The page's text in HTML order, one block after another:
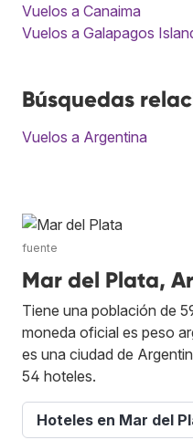
Vuelos a Canaima
Vuelos a Galapagos
Búsquedas
Vuelos a Argentina
fuente
Mar del Plata,
Tiene una población de
moneda oficial es peso
es una ciudad de
54 hoteles.
Hoteles en Mar del